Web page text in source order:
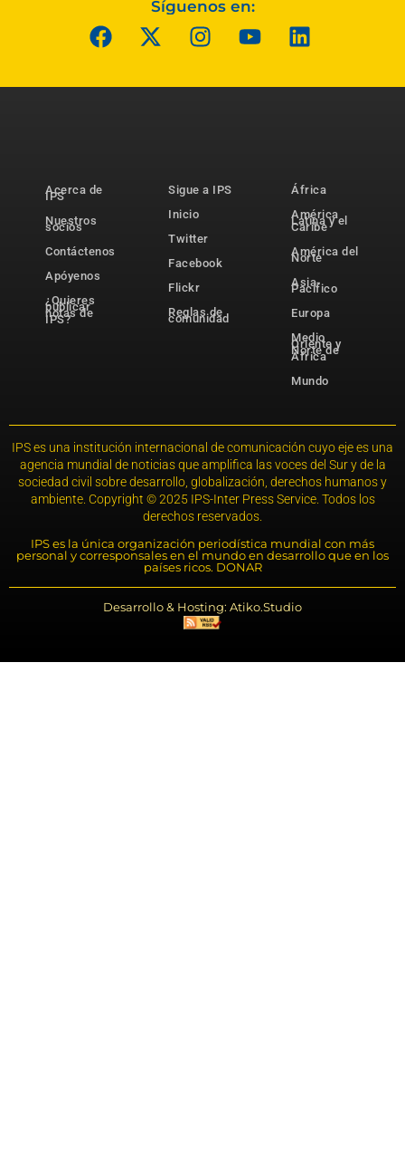
Síguenos en:
Acerca de
IPS
Nuestros
socios
Contáctenos
Apóyenos
¿Quieres
publicar
notas de
IPS?
Sigue a IPS
Inicio
Twitter
Facebook
Flickr
Reglas de
comunidad
África
América
Latina y el
Caribe
América del
Norte
Asia-
Pacífico
Europa
Medio
Oriente y
Norte de
África
Mundo
IPS es una institución internacional de comunicación cuyo eje es una
agencia mundial de noticias que amplifica las voces del Sur y de la
sociedad civil sobre desarrollo, globalización, derechos humanos y
ambiente. Copyright © 2025 IPS-Inter Press Service. Todos los
derechos reservados.
IPS es la única organización periodística mundial con más
personal y corresponsales en el mundo en desarrollo que en los
países ricos. DONAR
Desarrollo & Hosting: Atiko.Studio